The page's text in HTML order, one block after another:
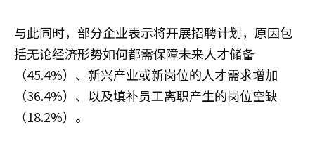
与此同时，部分企业表示将开展招聘计划，原因包
括无论经济形势如何都需保障未来人才储备
（45.4%）、新兴产业或新岗位的人才需求增加
（36.4%）、以及填补员工离职产生的岗位空缺
（18.2%）。